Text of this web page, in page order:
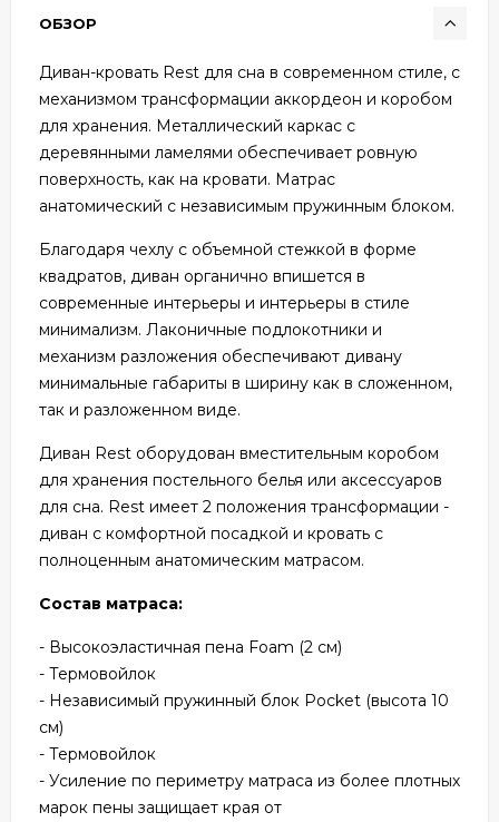
ОБЗОР
Диван-кровать Rest для сна в современном стиле, с
механизмом трансформации аккордеон и коробом
для хранения. Металлический каркас с
деревянными ламелями обеспечивает ровную
поверхность, как на кровати. Матрас
анатомический с независимым пружинным блоком.
Благодаря чехлу с объемной стежкой в форме
квадратов, диван органично впишется в
современные интерьеры и интерьеры в стиле
минимализм. Лаконичные подлокотники и
механизм разложения обеспечивают дивану
минимальные габариты в ширину как в сложенном,
так и разложенном виде.
Диван Rest оборудован вместительным коробом
для хранения постельного белья или аксессуаров
для сна. Rest имеет 2 положения трансформации -
диван с комфортной посадкой и кровать с
полноценным анатомическим матрасом.
Состав матраса:
- Высокоэластичная пена Foam (2 см)
- Термовойлок
- Независимый пружинный блок Pocket (высота 10
см)
- Термовойлок
- Усиление по периметру матраса из более плотных
марок пены защищает края от